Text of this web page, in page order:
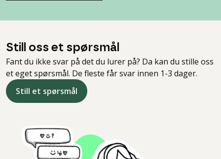
Still oss et spørsmål
Fant du ikke svar på det du lurer på? Da kan du stille oss
et eget spørsmål. De fleste får svar innen 1-3 dager.
Still et spørsmål